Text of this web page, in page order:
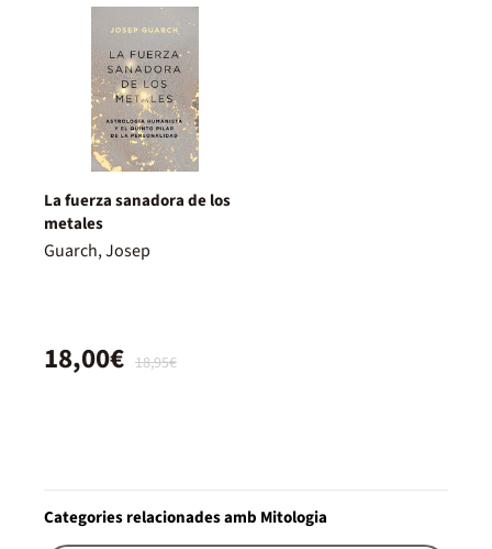
La fuerza sanadora de los
metales
Guarch, Josep
18,95€
18,00€
Categories relacionades amb Mitologia